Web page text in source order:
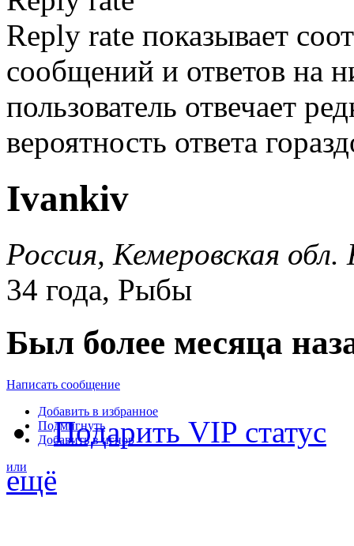
Reply rate показывает
сообщений и ответов на
пользователь отвечает
вероятность ответа
Ivankiv
Россия, Кемеровская обл.
34 года, Рыбы
Был более месяца
Написать сообщение
Добавить в избранное
Подмигнуть
Добавить в игнор
или
Подарить VIP статус
ещё